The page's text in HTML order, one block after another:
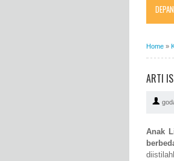
DEPAN
Home »
ARTI
Anak